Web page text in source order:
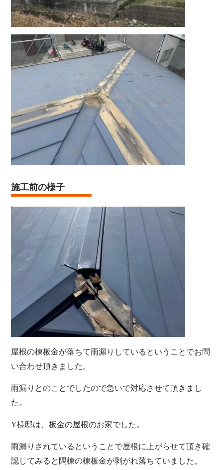
施工前の様子
屋根の棟板金が落ちて雨漏りしているということでお問
い合わせ頂きました。
雨漏りとのことでしたので急いで対応させて頂きまし
た。
Y様邸は、板金の屋根のお家でした。
雨漏りされているということで屋根に上がらせて頂き確
認してみると隅棟の棟板金が剥がれ落ちていました。